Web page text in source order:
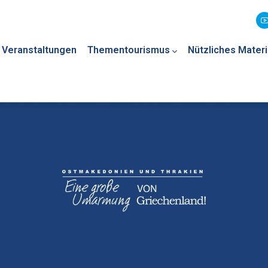
Veranstaltungen Thementourismus Nützliches